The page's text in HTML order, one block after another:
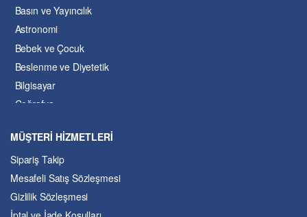
Basın ve Yayıncılık
Astronomi
Bebek ve Çocuk
Beslenme ve Diyetetik
Bilgisayar
Coğrafya
Dil ve Edebiyat
Eğitim
Ekonomi ve Finans
Enerji
MÜŞTERİ HİZMETLERİ
Sipariş Takip
Mesafeli Satış Sözleşmesi
Gizlilik Sözleşmesi